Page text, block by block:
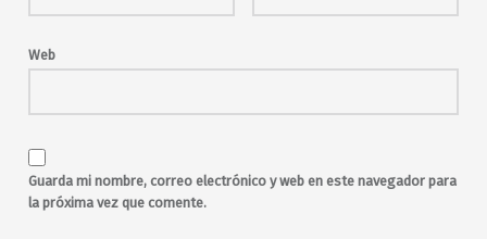
Web
Guarda mi nombre, correo electrónico y web en este navegador para
la próxima vez que comente.